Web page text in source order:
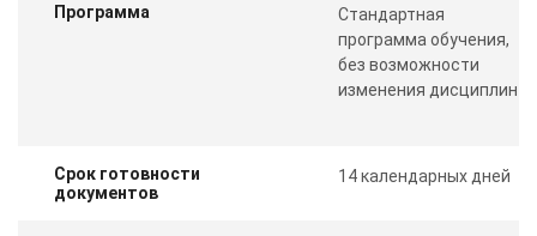
Программа
Стандартная
программа обучения,
без возможности
изменения дисциплин
Срок готовности
документов
14 календарных дней